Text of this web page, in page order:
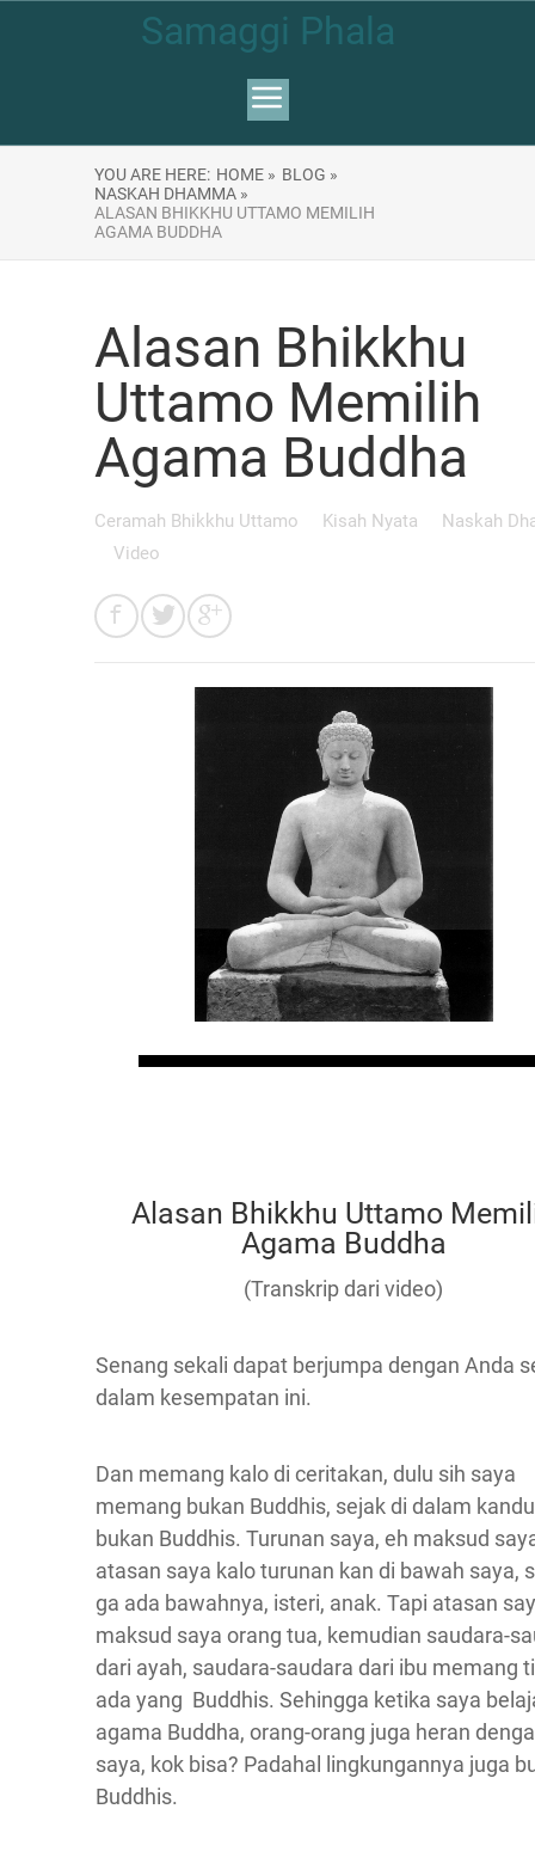
Samaggi Phala
YOU ARE HERE: HOME » BLOG »
NASKAH DHAMMA »
ALASAN BHIKKHU UTTAMO MEMILIH
AGAMA BUDDHA
Alasan Bhikkhu
Uttamo Memilih
Agama Buddha
Ceramah Bhikkhu Uttamo Kisah Nyata
Naskah
Video
Alasan Bhikkhu Uttamo
Agama Buddha
(Transkrip dari video)
Senang sekali dapat berjumpa dengan Anda
dalam kesempatan ini.
Dan memang kalo di ceritakan, dulu sih saya
memang bukan Buddhis, sejak di dalam
bukan Buddhis. Turunan saya, eh maksud
atasan saya kalo turunan kan di bawah saya,
ga ada bawahnya, isteri, anak. Tapi atasan
maksud saya orang tua, kemudian saudara-
dari ayah, saudara-saudara dari ibu memang
ada yang Buddhis. Sehingga ketika saya
agama Buddha, orang-orang juga heran
saya, kok bisa? Padahal lingkungannya juga
Buddhis.